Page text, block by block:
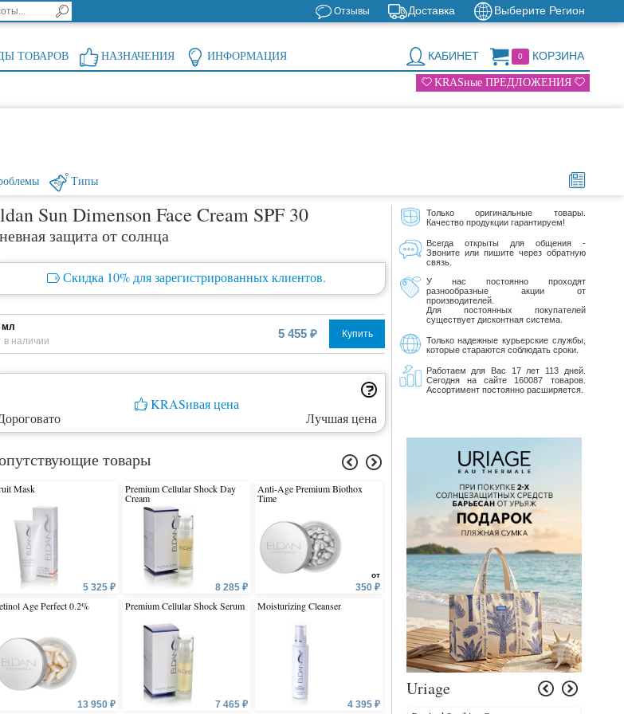
Выберите Регион
Доставка
Отзывы
0 КОРЗИНА
КАБИНЕТ
ТОВАРОВ НАЗНАЧЕНИЯ ИНФОРМАЦИЯ
KRASные ПРЕДЛОЖЕНИЯ
Типы
Sun Dimenson Face Cream SPF 30
защита от солнца
Скидка 10% для зарегистрированных клиентов.
мл
в наличии
5 455 ₽ Купить
KRASивая цена
Лучшая цена
товары
Mask
5 325 ₽
Age Perfect 0.2%
13 950 ₽
Premium Cellular Shock Day
Cream
8 285 ₽
Premium Cellular Shock Serum
7 465 ₽
Anti-Age Premium Biothox
Time
от
350 ₽
Moisturizing Cleanser
4 395 ₽
4 585 ₽
Age Control 24 h Stem Cells
Cream
Doucil Eye Make-up
Hydra Fluid With
Только оригинальные товары.
Качество продукции гарантируем!
Всегда открыты для общения -
Звоните или пишите через обратную
связь.
У нас постоянно проходят
разнообразные акции от
производителей.
Для постоянных покупателей
существует дисконтная система.
Только надежные курьерские службы,
которые стараются соблюдать сроки.
Работаем для Вас 17 лет 113 дней.
Сегодня на сайте 160087 товаров.
Ассортимент постоянно расширяется.
Uriage